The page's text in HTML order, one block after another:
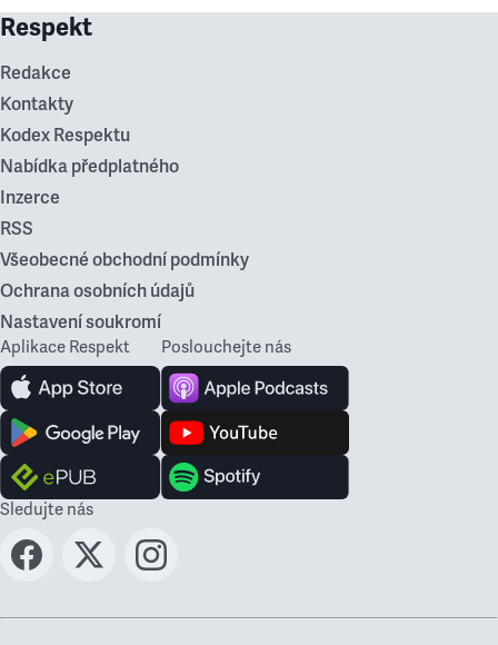
Respekt
Redakce
Kontakty
Kodex Respektu
Nabídka předplatného
Inzerce
RSS
Všeobecné obchodní podmínky
Ochrana osobních údajů
Nastavení soukromí
Aplikace Respekt Poslouchejte nás
Sledujte nás